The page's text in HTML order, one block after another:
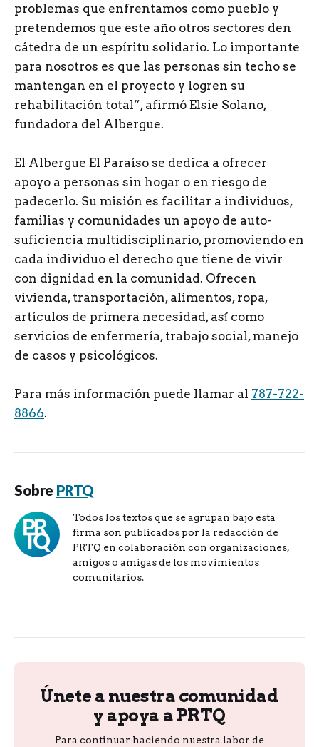
problemas que enfrentamos como pueblo y
pretendemos que este año otros sectores den
cátedra de un espíritu solidario. Lo importante
para nosotros es que las personas sin techo se
mantengan en el proyecto y logren su
rehabilitación total”, afirmó Elsie Solano,
fundadora del Albergue.
El Albergue El Paraíso se dedica a ofrecer
apoyo a personas sin hogar o en riesgo de
padecerlo. Su misión es facilitar a individuos,
familias y comunidades un apoyo de auto-
suficiencia multidisciplinario, promoviendo en
cada individuo el derecho que tiene de vivir
con dignidad en la comunidad. Ofrecen
vivienda, transportación, alimentos, ropa,
artículos de primera necesidad, así́ como
servicios de enfermería, trabajo social, manejo
de casos y psicológicos.
Para más información puede llamar al 787-722-
8866.
Sobre PRTQ
Todos los textos que se agrupan bajo esta
firma son publicados por la redacción de
PRTQ en colaboración con organizaciones,
amigos o amigas de los movimientos
comunitarios.
Únete a nuestra comunidad
y apoya a PRTQ
Para continuar haciendo nuestra labor de